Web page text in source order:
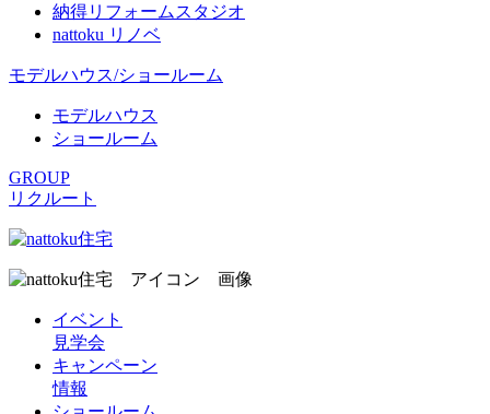
納得リフォームスタジオ
nattoku リノベ
モデルハウス/ショールーム
モデルハウス
ショールーム
GROUP
リクルート
イベント
見学会
キャンペーン
情報